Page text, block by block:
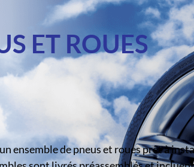
ET ROUES
ensemble de pneus et roues prêt à